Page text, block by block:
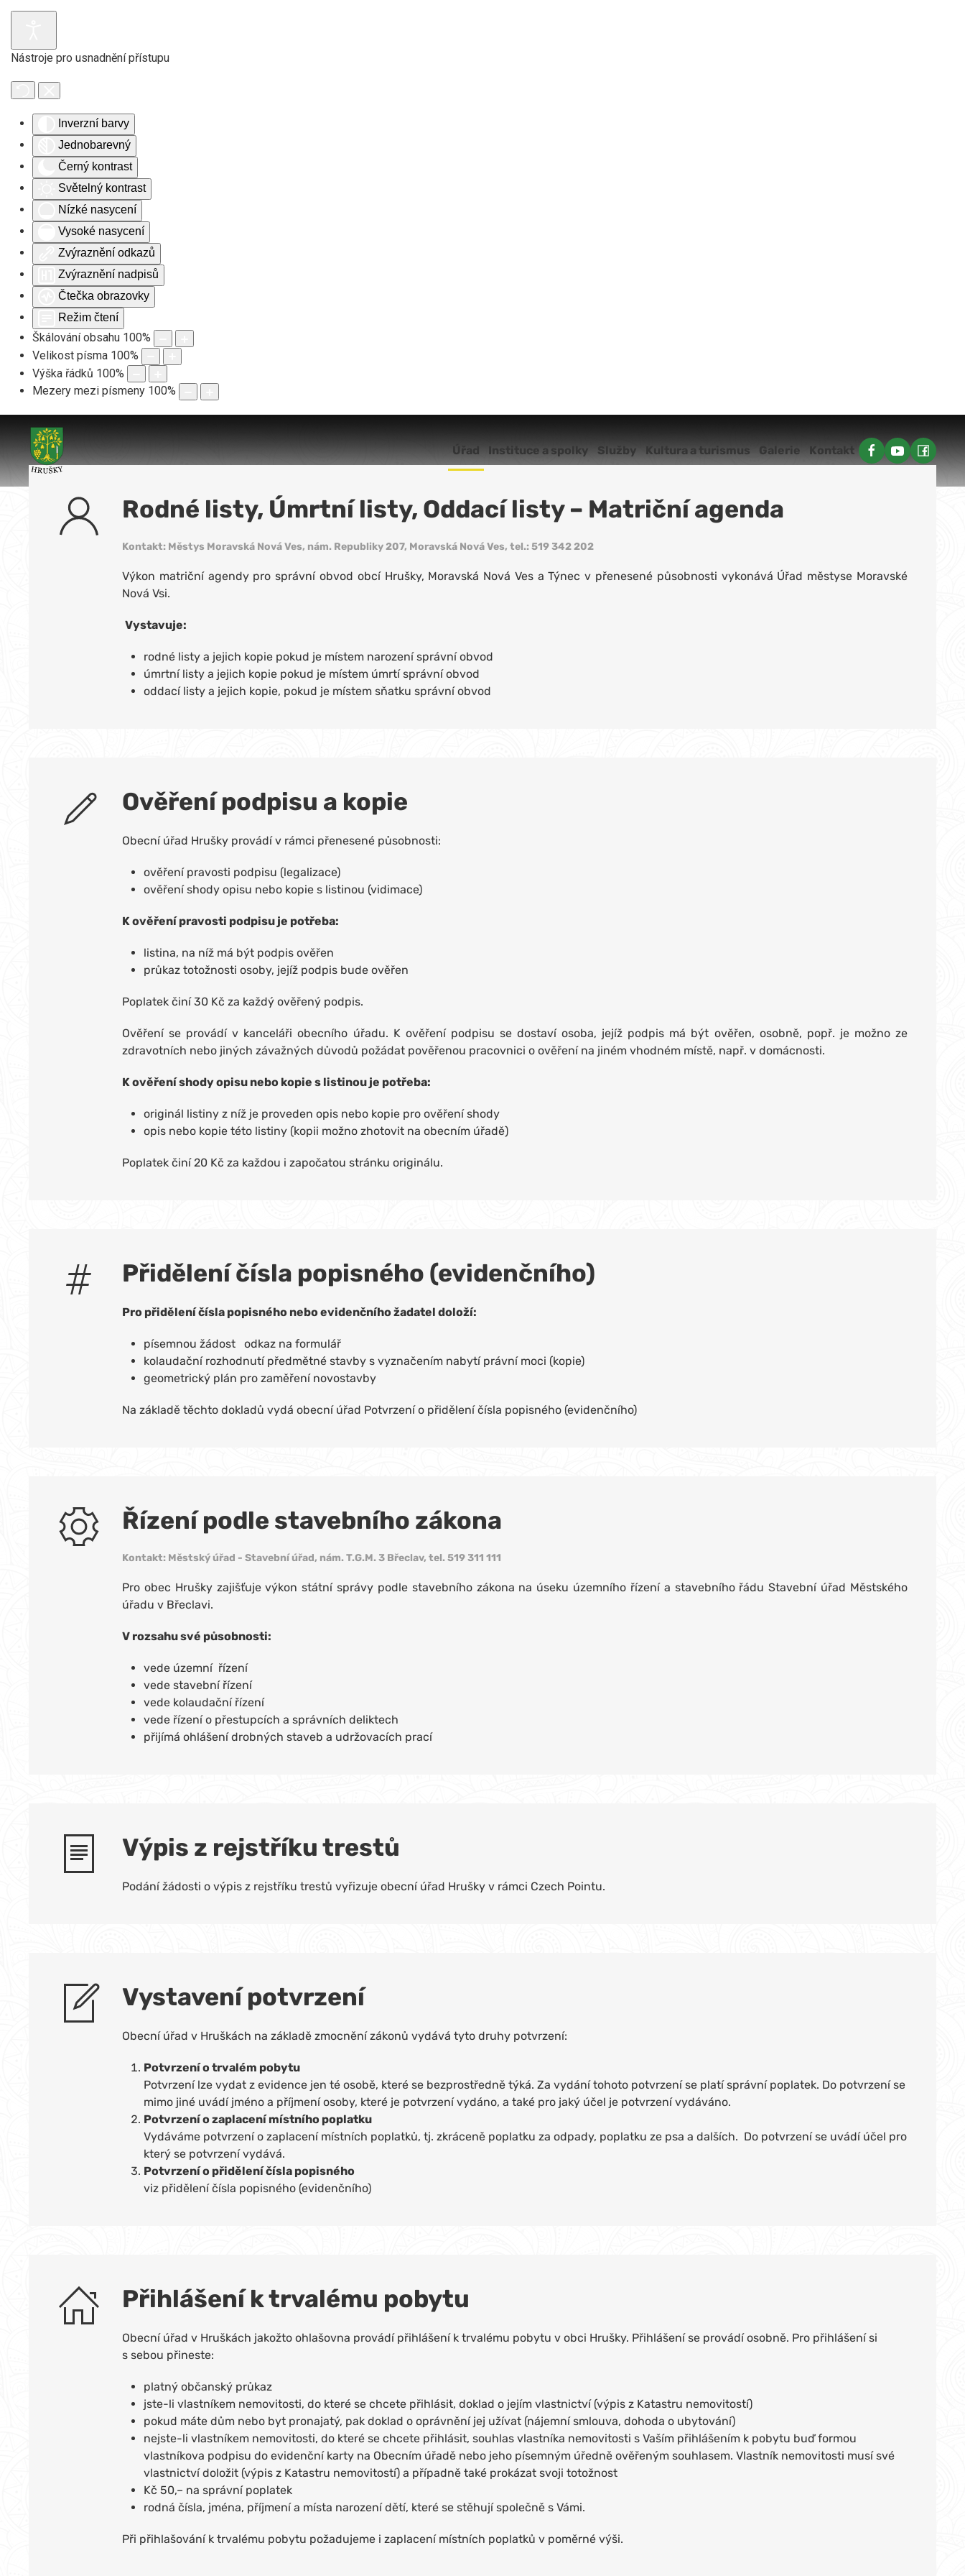
Nástroje pro usnadnění přístupu
Inverzní barvy
Jednobarevný
Černý kontrast
Světelný kontrast
Nízké nasycení
Vysoké nasycení
Zvýraznění odkazů
Zvýraznění nadpisů
Čtečka obrazovky
Režim čtení
Škálování obsahu 100%
Velikost písma 100%
Výška řádků 100%
Mezery mezi písmeny 100%
Úřad Instituce a spolky Služby Kultura a turismus Galerie Kontakt
Rodné listy, Úmrtní listy, Oddací listy – Matriční agenda
Kontakt: Městys Moravská Nová Ves, nám. Republiky 207, Moravská Nová Ves, tel.: 519 342 202
Výkon matriční agendy pro správní obvod obcí Hrušky, Moravská Nová Ves a Týnec v přenesené působnosti vykonává Úřad městyse Moravské
Nová Vsi.
Vystavuje:
rodné listy a jejich kopie pokud je místem narození správní obvod
úmrtní listy a jejich kopie pokud je místem úmrtí správní obvod
oddací listy a jejich kopie, pokud je místem sňatku správní obvod
Ověření podpisu a kopie
Obecní úřad Hrušky provádí v rámci přenesené působnosti:
ověření pravosti podpisu (legalizace)
ověření shody opisu nebo kopie s listinou (vidimace)
K ověření pravosti podpisu je potřeba:
listina, na níž má být podpis ověřen
průkaz totožnosti osoby, jejíž podpis bude ověřen
Poplatek činí 30 Kč za každý ověřený podpis.
Ověření se provádí v kanceláři obecního úřadu. K ověření podpisu se dostaví osoba, jejíž podpis má být ověřen, osobně, popř. je možno ze
zdravotních nebo jiných závažných důvodů požádat pověřenou pracovnici o ověření na jiném vhodném místě, např. v domácnosti.
K ověření shody opisu nebo kopie s listinou je potřeba:
originál listiny z níž je proveden opis nebo kopie pro ověření shody
opis nebo kopie této listiny (kopii možno zhotovit na obecním úřadě)
Poplatek činí 20 Kč za každou i započatou stránku originálu.
Přidělení čísla popisného (evidenčního)
Pro přidělení čísla popisného nebo evidenčního žadatel doloží:
písemnou žádost odkaz na formulář
kolaudační rozhodnutí předmětné stavby s vyznačením nabytí právní moci (kopie)
geometrický plán pro zaměření novostavby
Na základě těchto dokladů vydá obecní úřad Potvrzení o přidělení čísla popisného (evidenčního)
Řízení podle stavebního zákona
Kontakt: Městský úřad - Stavební úřad, nám. T.G.M. 3 Břeclav, tel. 519 311 111
Pro obec Hrušky zajišťuje výkon státní správy podle stavebního zákona na úseku územního řízení a stavebního řádu Stavební úřad Městského
úřadu v Břeclavi.
V rozsahu své působnosti:
vede územní řízení
vede stavební řízení
vede kolaudační řízení
vede řízení o přestupcích a správních deliktech
přijímá ohlášení drobných staveb a udržovacích prací
Výpis z rejstříku trestů
Podání žádosti o výpis z rejstříku trestů vyřizuje obecní úřad Hrušky v rámci Czech Pointu.
Vystavení potvrzení
Obecní úřad v Hruškách na základě zmocnění zákonů vydává tyto druhy potvrzení:
Potvrzení o trvalém pobytu
Potvrzení lze vydat z evidence jen té osobě, které se bezprostředně týká. Za vydání tohoto potvrzení se platí správní poplatek. Do potvrzení se
mimo jiné uvádí jméno a příjmení osoby, které je potvrzení vydáno, a také pro jaký účel je potvrzení vydáváno.
Potvrzení o zaplacení místního poplatku
Vydáváme potvrzení o zaplacení místních poplatků, tj. zkráceně poplatku za odpady, poplatku ze psa a dalších. Do potvrzení se uvádí účel pro
který se potvrzení vydává.
Potvrzení o přidělení čísla popisného
viz přidělení čísla popisného (evidenčního)
Přihlášení k trvalému pobytu
Obecní úřad v Hruškách jakožto ohlašovna provádí přihlášení k trvalému pobytu v obci Hrušky. Přihlášení se provádí osobně. Pro přihlášení si
s sebou přineste:
platný občanský průkaz
jste-li vlastníkem nemovitosti, do které se chcete přihlásit, doklad o jejím vlastnictví (výpis z Katastru nemovitostí)
pokud máte dům nebo byt pronajatý, pak doklad o oprávnění jej užívat (nájemní smlouva, dohoda o ubytování)
nejste-li vlastníkem nemovitosti, do které se chcete přihlásit, souhlas vlastníka nemovitosti s Vaším přihlášením k pobytu buď formou
vlastníkova podpisu do evidenční karty na Obecním úřadě nebo jeho písemným úředně ověřeným souhlasem. Vlastník nemovitosti musí své
vlastnictví doložit (výpis z Katastru nemovitostí) a případně také prokázat svoji totožnost
Kč 50,– na správní poplatek
rodná čísla, jména, příjmení a místa narození dětí, které se stěhují společně s Vámi.
Při přihlašování k trvalému pobytu požadujeme i zaplacení místních poplatků v poměrné výši.